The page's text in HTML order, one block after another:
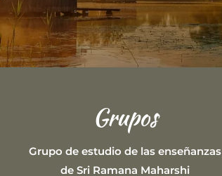
Grupos
Grupo de estudio de las enseñanzas
de Sri Ramana Maharshi